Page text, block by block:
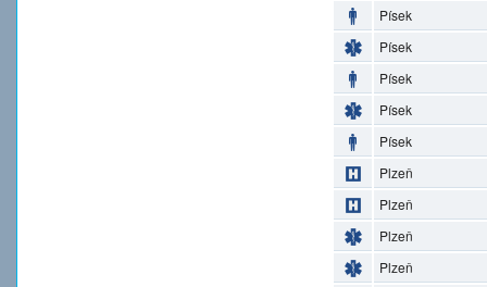
Písek
Písek
Písek
Písek
Písek
Plzeň
Plzeň
Plzeň
Plzeň